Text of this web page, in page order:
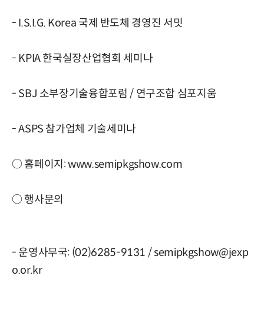
- I.S.I.G. Korea 국제 반도체 경영진 서밋
- KPIA 한국실장산업협회 세미나
- SBJ 소부장기술융합포럼 / 연구조합 심포지움
- ASPS 참가업체 기술세미나
○ 홈페이지: www.semipkgshow.com
○ 행사문의
- 운영사무국: (02)6285-9131 / semipkgshow@jexp
o.or.kr